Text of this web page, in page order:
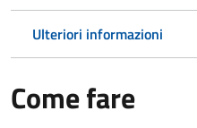
Ulteriori informazioni
Come fare